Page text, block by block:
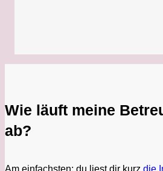
Wie läuft meine
ab?
Am einfachsten: du liest dir kurz die